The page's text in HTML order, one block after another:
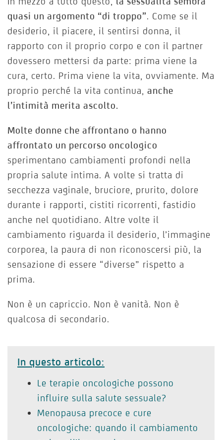
quasi un argomento “di troppo”. Come se il
desiderio, il piacere, il sentirsi donna, il
rapporto con il proprio corpo e con il partner
dovessero mettersi da parte: prima viene la
cura, certo. Prima viene la vita, ovviamente. Ma
proprio perché la vita continua, anche
l’intimità merita ascolto.
Molte donne che affrontano o hanno
affrontato un percorso oncologico
sperimentano cambiamenti profondi nella
propria salute intima. A volte si tratta di
secchezza vaginale, bruciore, prurito, dolore
durante i rapporti, cistiti ricorrenti, fastidio
anche nel quotidiano. Altre volte il
cambiamento riguarda il desiderio, l’immagine
corporea, la paura di non riconoscersi più, la
sensazione di essere “diverse” rispetto a
prima.
Non è un capriccio. Non è vanità. Non è
qualcosa di secondario.
In questo articolo:
Le terapie oncologiche possono
influire sulla salute sessuale?
Menopausa precoce e cure
oncologiche: quando il cambiamento